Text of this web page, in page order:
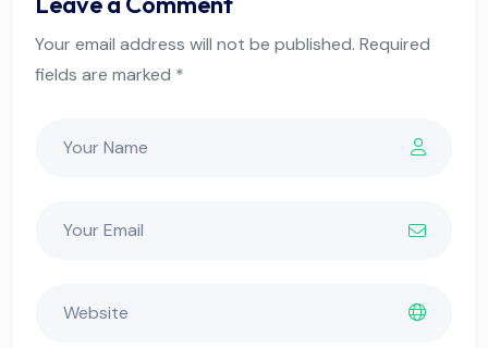
Your email address will not be published. Required
fields are marked *